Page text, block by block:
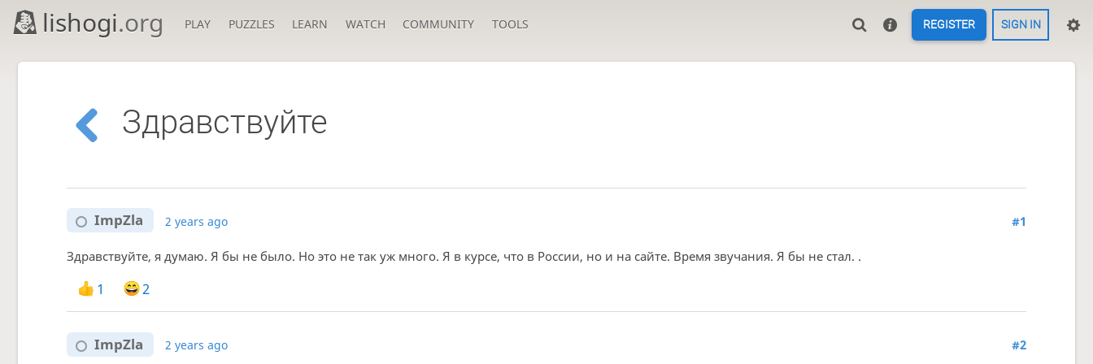
lishogi.org PLAY PUZZLES LEARN WATCH COMMUNITY TOOLS REGISTER SIGN IN
Здравствуйте
ImpZla 2 years ago #1
Здравствуйте, я думаю. Я бы не было. Но это не так уж много. Я в курсе, что в России, но и на сайте. Время звучания. Я бы не стал. .
1 2
ImpZla 2 years ago #2